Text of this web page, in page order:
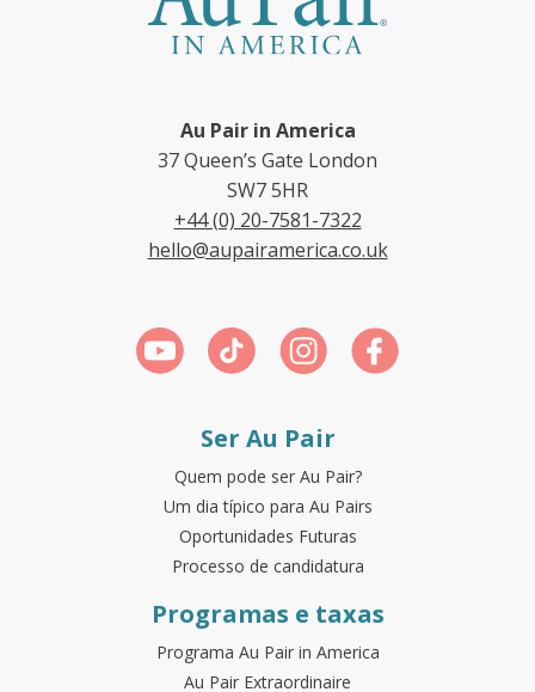
Au Pair in America
37 Queen’s Gate London
SW7 5HR
+44 (0) 20-7581-7322
hello@aupairamerica.co.uk
Ser Au Pair
Quem pode ser Au Pair?
Um dia típico para Au Pairs
Oportunidades Futuras
Processo de candidatura
Programas e taxas
Programa Au Pair in America
Au Pair Extraordinaire